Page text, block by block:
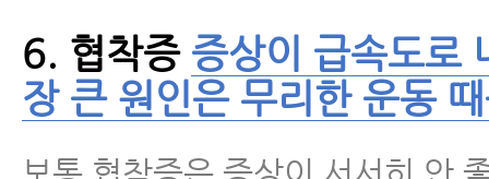
6. 협착증 증상이 급속도로
장 큰 원인은 무리한 운동